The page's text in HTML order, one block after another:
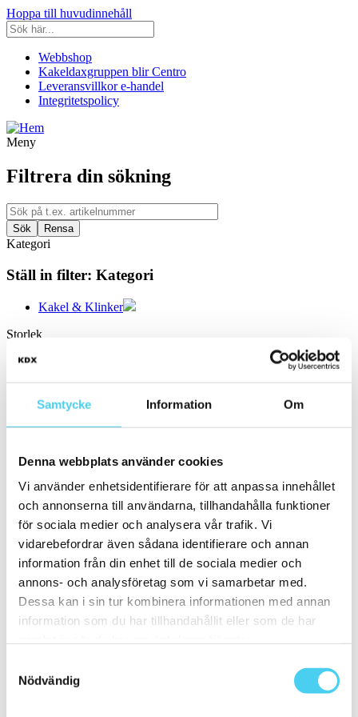
Samtycke Information Om
Denna webbplats använder cookies
Vi använder enhetsidentifierare för att anpassa innehållet
och annonserna till användarna, tillhandahålla funktioner
för sociala medier och analysera vår trafik. Vi
vidarebefordrar även sådana identifierare och annan
information från din enhet till de sociala medier och
annons- och analysföretag som vi samarbetar med.
Dessa kan i sin tur kombinera informationen med annan
information som du har tillhandahållit eller som de har
Nödvändig
Hoppa till huvudinnehåll
Webbshop
Kakeldaxgruppen blir Centro
Leveransvillkor e-handel
Integritetspolicy
Meny
Filtrera din sökning
Kategori
Ställ in filter: Kategori
Kakel & Klinker
Storlek
60x9.5 cm
ca 10x30 cm(1)
Mellan (25 - 50 cm)(3)
ca 30x(3)
30x9.5 cm(1)
(1)
30x10 cm(1)
ca 30x30 cm(1)
29.4x29.8 cm
30x30 cm
Pris
400 till 600 kr